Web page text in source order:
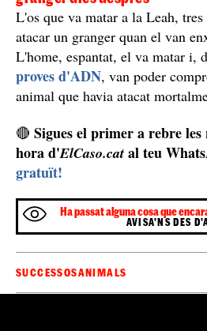
L'os que va matar a la Leah,
atacar un granger quan el van
L'home, espantat, el va matar i,
proves d'ADN, van poder
animal que havia atacat
🔴 Sigues el primer a rebre
hora d'ElCaso.cat al teu
gratuït!
Ha passat alguna cosa que
AVISA'NS DES
SUCCESSOSANIMALS